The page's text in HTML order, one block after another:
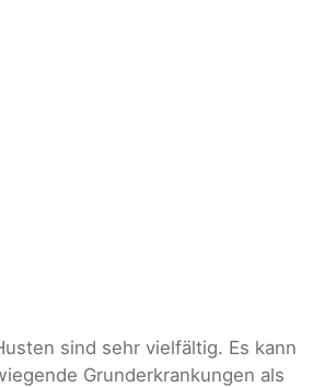
sind sehr vielfältig. Es kann
Grunderkrankungen als